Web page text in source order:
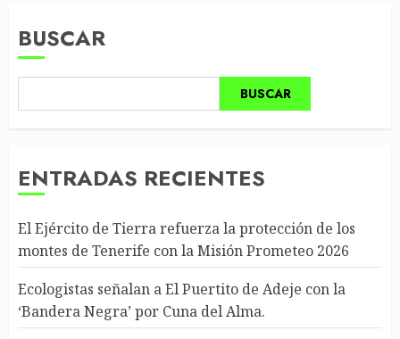
BUSCAR
BUSCAR
ENTRADAS RECIENTES
El Ejército de Tierra refuerza la protección de los
montes de Tenerife con la Misión Prometeo 2026
Ecologistas señalan a El Puertito de Adeje con la
‘Bandera Negra’ por Cuna del Alma.